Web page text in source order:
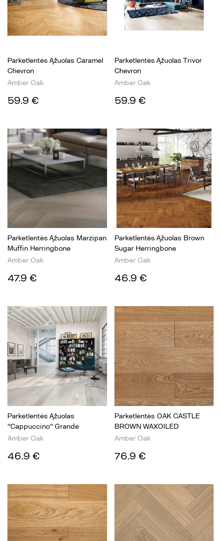
Parketlentės Ąžuolas Caramel
Chevron
Amber Oak
59.9 €
Parketlentės Ąžuolas Trivor
Chevron
Amber Oak
59.9 €
Parketlentės Ąžuolas Marzipan
Muffin Herringbone
Amber Oak
47.9 €
Parketlentės Ąžuolas Brown
Sugar Herringbone
Amber Oak
46.9 €
Parketlentės Ąžuolas
''Cappuccino'' Grande
Amber Oak
46.9 €
Parketlentės OAK CASTLE
BROWN WAXOILED
Amber Oak
76.9 €